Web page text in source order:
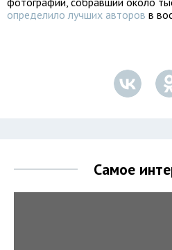
определило лучших авторов в
Самое